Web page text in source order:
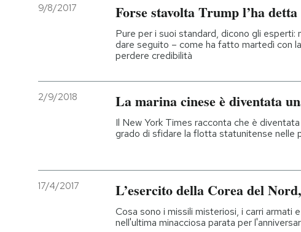
9/8/2017 Forse stavolta Trump l’ha
Pure per i suoi standard, dicono gli esperti:
dare seguito – come ha fatto martedì con
perdere credibilità
2/9/2018 La marina cinese è diventata
Il New York Times racconta che è
grado di sfidare la flotta statunitense nelle
17/4/2017 L’esercito della Corea del
Cosa sono i missili misteriosi, i carri armati
nell'ultima minacciosa parata per